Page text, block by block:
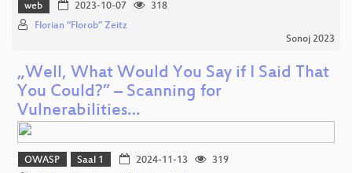
web 2023-10-07
318
Florian “Florob” Zeitz
Sonoj 2023
„Well, What Would You Say if I Said That
You Could?” – Scanning for
Vulnerabilities…
OWASP Saal 1 2024-11-13
319